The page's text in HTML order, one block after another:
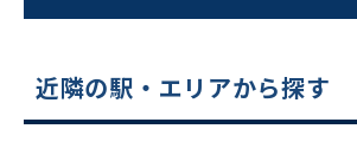
平日 9:00〜18:00
近隣の駅・エリアから探す